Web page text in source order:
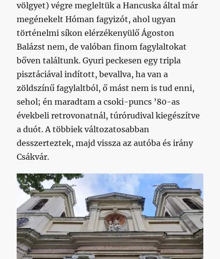
völgyet) végre megleltük a Hancuska által már
megénekelt Hóman fagyizót, ahol ugyan
történelmi síkon elérzékenyülő Ágoston
Balázst nem, de valóban finom fagylaltokat
bőven találtunk. Gyuri peckesen egy tripla
pisztáciával indított, bevallva, ha van a
zöldszínű fagylaltból, ő mást nem is tud enni,
sehol; én maradtam a csoki-puncs ’80-as
évekbeli retrovonatnál, túrórudival kiegészítve
a duót. A többiek változatosabban
desszerteztek, majd vissza az autóba és irány
Csákvár.